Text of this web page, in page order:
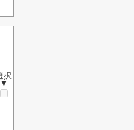
択
▼